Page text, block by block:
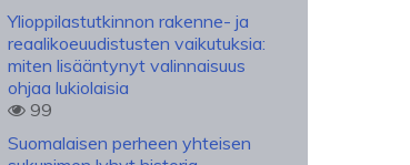
Ylioppilastutkinnon rakenne- ja
reaalikoeuudistusten vaikutuksia:
miten lisääntynyt valinnaisuus
ohjaa lukiolaisia
99
Suomalaisen perheen yhteisen